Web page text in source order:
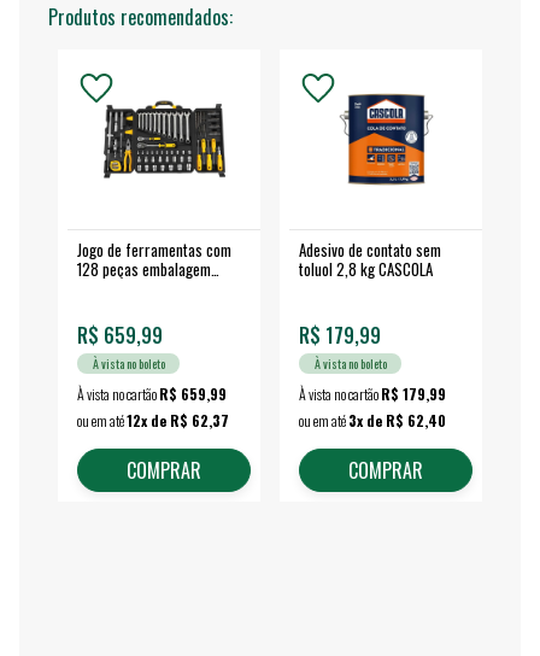
Produtos recomendados:
Jogo de ferramentas com
128 peças embalagem
R$ 659,99
À vista no boleto
À vista no cartãoR$ 659,99
ou em até12x de R$ 62,37
COMPRAR
Adesivo de contato sem
toluol 2,8 kg CASCOLA
R$ 179,99
À vista no boleto
À vista no cartãoR$ 179,99
ou em até3x de R$ 62,40
COMPRAR